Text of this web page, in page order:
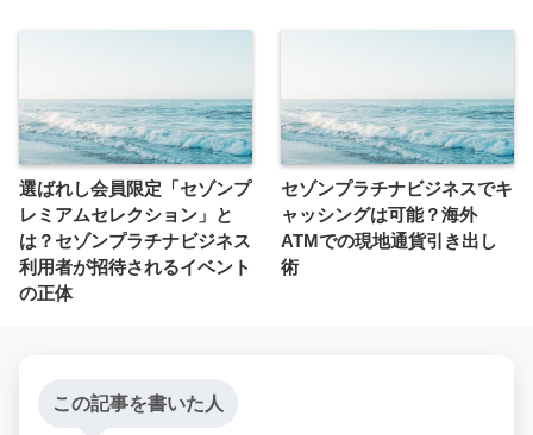
選ばれし会員限定「セゾンプ
レミアムセレクション」と
は？セゾンプラチナビジネス
利用者が招待されるイベント
の正体
セゾンプラチナビジネスでキ
ャッシングは可能？海外
ATMでの現地通貨引き出し
術
この記事を書いた人